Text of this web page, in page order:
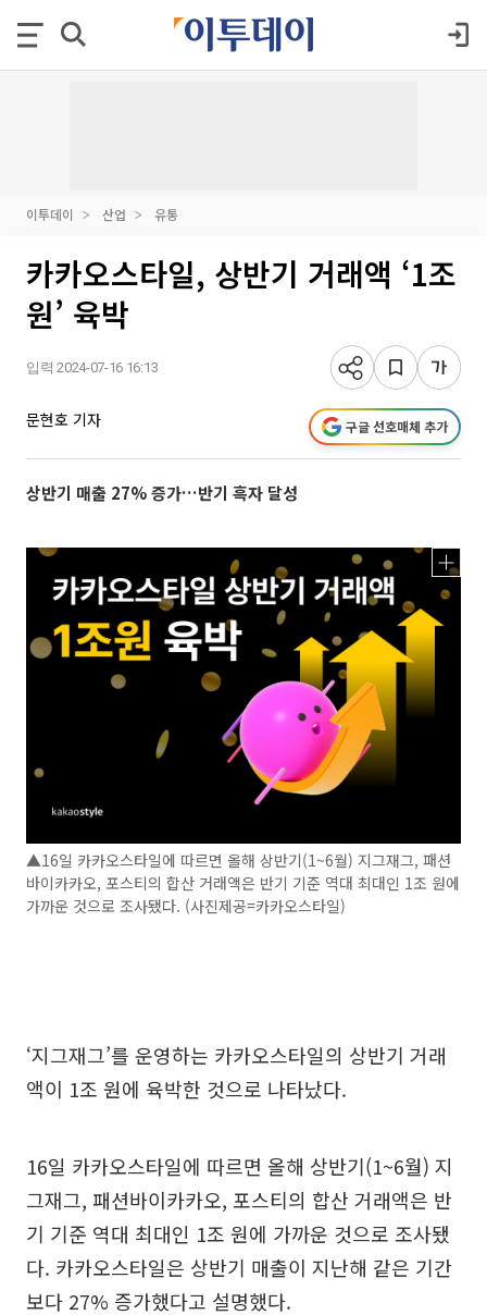
이투데이 산업 유통
카카오스타일, 상반기 거래액 ‘1조
원’ 육박
입력 2024-07-16 16:13
문현호 기자 구글 선호매체 추가
상반기 매출 27% 증가…반기 흑자 달성
▲16일 카카오스타일에 따르면 올해 상반기(1~6월) 지그재그, 패션
바이카카오, 포스티의 합산 거래액은 반기 기준 역대 최대인 1조 원에
가까운 것으로 조사됐다. (사진제공=카카오스타일)
‘지그재그’를 운영하는 카카오스타일의 상반기 거래
액이 1조 원에 육박한 것으로 나타났다.
16일 카카오스타일에 따르면 올해 상반기(1~6월) 지
그재그, 패션바이카카오, 포스티의 합산 거래액은 반
기 기준 역대 최대인 1조 원에 가까운 것으로 조사됐
다. 카카오스타일은 상반기 매출이 지난해 같은 기간
보다 27% 증가했다고 설명했다.